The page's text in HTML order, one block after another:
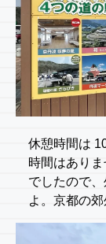
休憩時間は
時間はあり
でしたので
よ。京都の郊